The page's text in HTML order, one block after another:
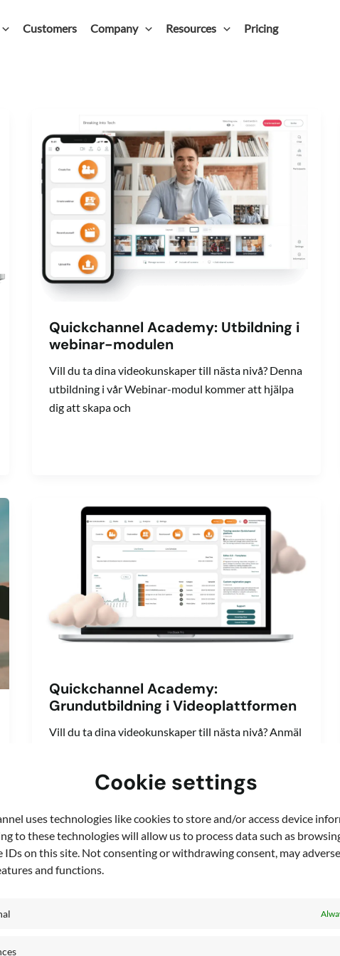
Cookie settings
uses technologies like cookies to store and/or access device
to these technologies will allow us to process data such as
IDs on this site. Not consenting or withdrawing consent, may
and functions.
Customers Company Resources Pricing
Quickchannel Academy: Utbildning i
webinar-modulen
Vill du ta dina videokunskaper till nästa nivå? Denna
utbildning i vår Webinar-modul kommer att hjälpa
dig att skapa och
Quickchannel Academy:
Grundutbildning i Videoplattformen
Vill du ta dina videokunskaper till nästa nivå? Anmäl